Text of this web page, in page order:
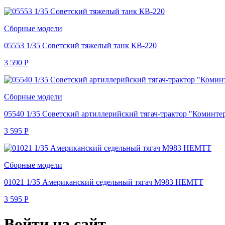
Сборные модели
05553 1/35 Советский тяжелый танк КВ-220
3 590 Р
Сборные модели
05540 1/35 Советский артиллерийский тягач-трактор
3 595 Р
Сборные модели
01021 1/35 Американский седельный тягач М983 HEMTT
3 595 Р